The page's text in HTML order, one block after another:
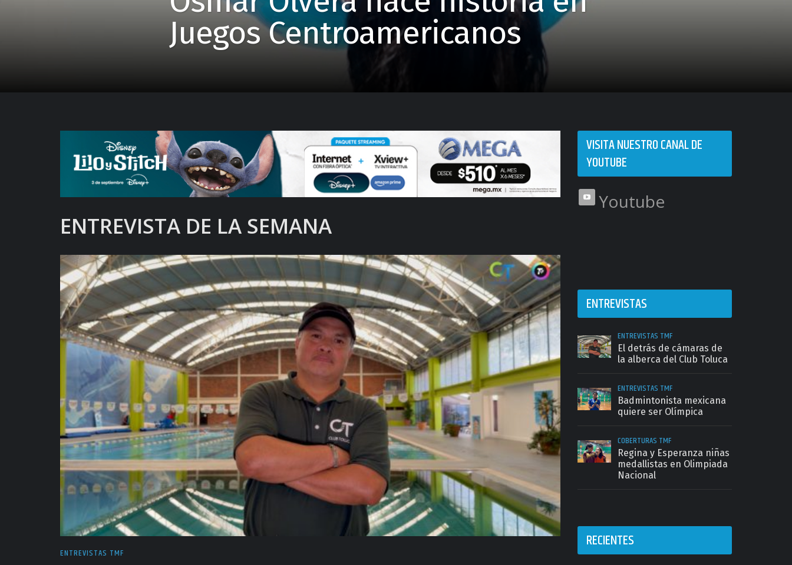
Juegos Centroamericanos
ENTREVISTA DE LA SEMANA
ENTREVISTAS TMF
VISITA NUESTRO CANAL DE
YOUTUBE
Youtube
ENTREVISTAS
ENTREVISTAS TMF
El detrás de cámaras de
la alberca del Club Toluca
ENTREVISTAS TMF
Badmintonista mexicana
quiere ser Olímpica
COBERTURAS TMF
Regina y Esperanza niñas
medallistas en Olimpiada
Nacional
RECIENTES